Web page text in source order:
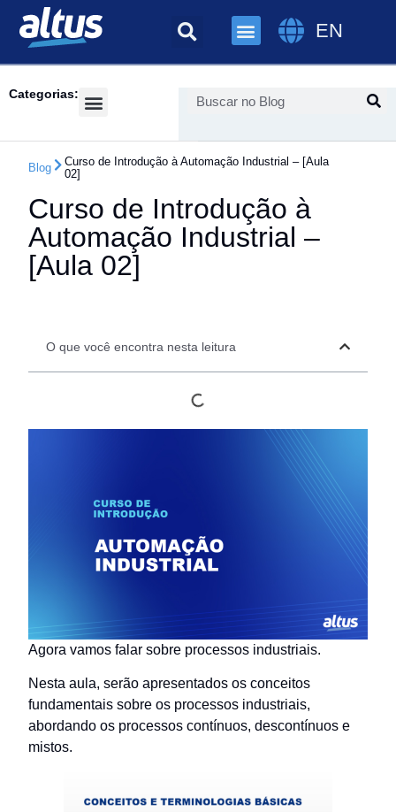
EN
Categorias:
Blog
Curso de Introdução à Automação Industrial – [Aula
02]
Curso de Introdução à
Automação Industrial –
[Aula 02]
O que você encontra nesta leitura
Agora vamos falar sobre processos industriais.
Nesta aula, serão apresentados os conceitos
fundamentais sobre os processos industriais,
abordando os processos contínuos, descontínuos e
mistos.